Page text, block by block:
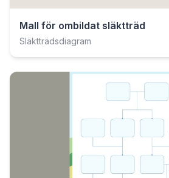
Mall för ombildat släktträd
Släktträdsdiagram